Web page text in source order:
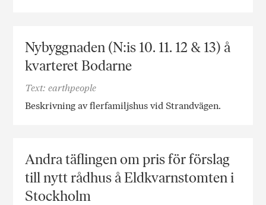
Nybyggnaden (N:is 10. 11. 12 & 13) å
kvarteret Bodarne
Text: earthpeople
Beskrivning av flerfamiljshus vid Strandvägen.
Andra täflingen om pris för förslag
till nytt rådhus å Eldkvarnstomten i
Stockholm